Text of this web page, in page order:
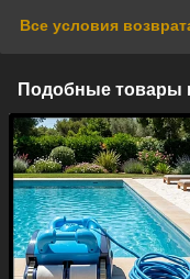
Все условия
Подобные товары